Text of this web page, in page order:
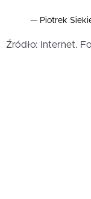
— Piotrek
Źródło: Internet.